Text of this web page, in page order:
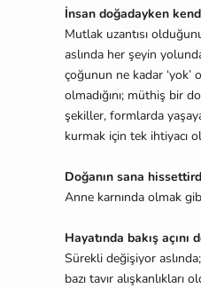
İnsan doğadayken
Mutlak uzantısı
aslında her şeyin
çoğunun ne kadar
olmadığını; müthiş bir
şekiller, formlarda
kurmak için tek ihtiyacı
Doğanın sana
Anne karnında olmak
Hayatında bakış
Sürekli değişiyor
bazı tavır